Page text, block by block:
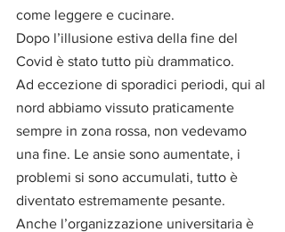
come leggere e cucinare.
Dopo l’illusione estiva della fine del
Covid è stato tutto più drammatico.
Ad eccezione di sporadici periodi, qui al
nord abbiamo vissuto praticamente
sempre in zona rossa, non vedevamo
una fine. Le ansie sono aumentate, i
problemi si sono accumulati, tutto è
diventato estremamente pesante.
Anche l’organizzazione universitaria è